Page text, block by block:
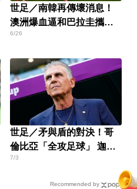
世足／南韓再傳壞消息！
澳洲爆血逼和巴拉圭攜手
闖32強
6/26
世足／矛與盾的對決！哥
倫比亞「全攻足球」 迦納
為家鄉災民而戰
7/3
Recommended by